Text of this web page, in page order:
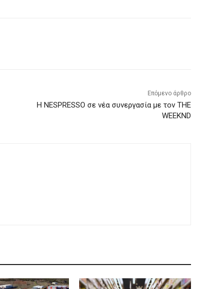
Επόμενο άρθρο
H NESPRESSO σε νέα συνεργασία με τον THE
WEEKND